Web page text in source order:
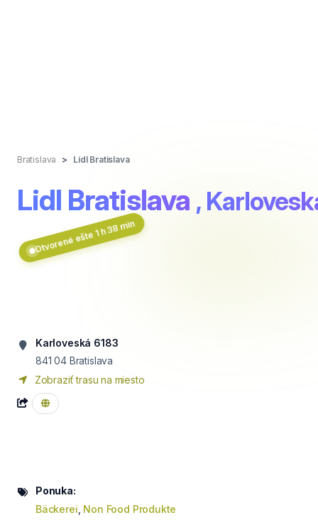
Bratislava Lidl Bratislava
Lidl Bratislava ,
Otvorené ešte 1 h 38 min
Karloveská 6183
841 04 Bratislava
Zobraziť trasu na miesto
Ponuka:
Bäckerei Non Food Produkte